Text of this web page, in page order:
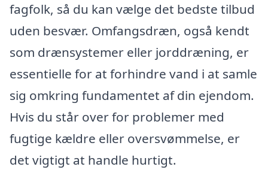
fagfolk, så du kan vælge det bedste tilbud
uden besvær. Omfangsdræn, også kendt
som drænsystemer eller jorddræning, er
essentielle for at forhindre vand i at samle
sig omkring fundamentet af din ejendom.
Hvis du står over for problemer med
fugtige kældre eller oversvømmelse, er
det vigtigt at handle hurtigt.